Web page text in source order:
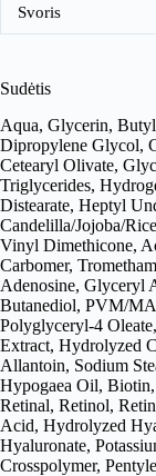
Svoris
Sudėtis
Aqua, Glycerin,
Dipropylene Glycol,
Cetearyl Olivate,
Triglycerides,
Distearate, Heptyl
Candelilla/Jojoba/
Vinyl Dimethicone,
Carbomer,
Adenosine, Glyceryl
Butanediol, PVM/
Polyglyceryl-4
Extract, Hydrolyzed
Allantoin, Sodium
Hypogaea Oil,
Retinal, Retinol,
Acid, Hydrolyzed
Hyaluronate,
Crosspolymer,